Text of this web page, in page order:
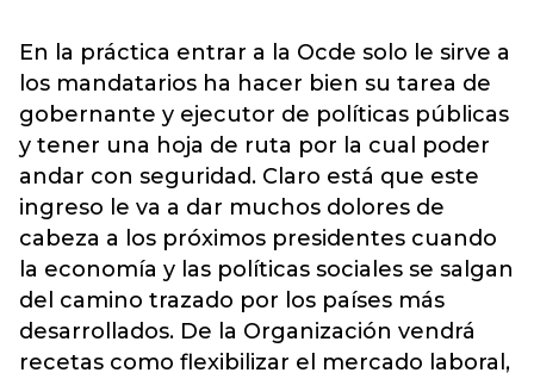
En la práctica entrar a la Ocde solo le sirve a
los mandatarios ha hacer bien su tarea de
gobernante y ejecutor de políticas públicas
y tener una hoja de ruta por la cual poder
andar con seguridad. Claro está que este
ingreso le va a dar muchos dolores de
cabeza a los próximos presidentes cuando
la economía y las políticas sociales se salgan
del camino trazado por los países más
desarrollados. De la Organización vendrá
recetas como flexibilizar el mercado laboral,